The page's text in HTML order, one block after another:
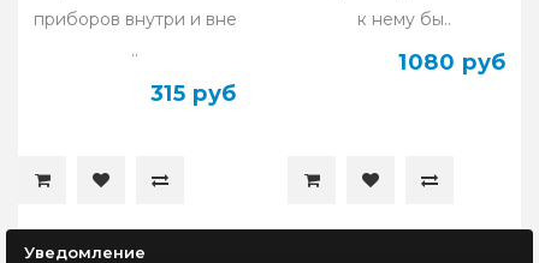
приборов внутри и вне
..
315 руб
к нему бы..
1080 руб
Уведомление